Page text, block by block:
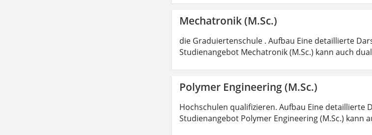
Mechatronik (M.Sc.)
die Graduiertenschule . Aufbau Eine detaillierte
Studienangebot Mechatronik (M.Sc.) kann auch
Polymer Engineering (M.Sc.)
Hochschulen qualifizieren. Aufbau Eine detaillierte
Studienangebot Polymer Engineering (M.Sc.) kann